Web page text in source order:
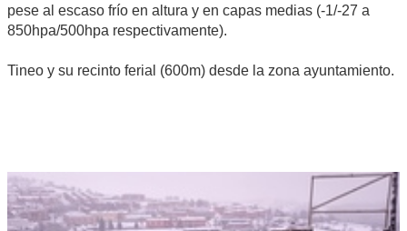
pese al escaso frío en altura y en capas medias (-1/-27 a
850hpa/500hpa respectivamente).
Tineo y su recinto ferial (600m) desde la zona ayuntamiento.